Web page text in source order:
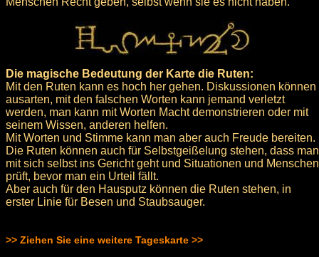
Die magische Bedeutung der Karte die Ruten:
Mit den Ruten kann es hoch her gehen. Diskussionen können
ausarten, mit den falschen Worten kann jemand verletzt
werden, man kann mit Worten Macht demonstrieren oder mit
seinem Wissen, anderen helfen.
Mit Worten und Stimme kann man aber auch Freude bereiten.
Die Ruten können auch für Selbstgeißelung stehen, dass man
mit sich selbst ins Gericht geht und Situationen und Menschen
prüft, bevor man ein Urteil fällt.
Aber auch für den Hausputz können die Ruten stehen, in
erster Linie für Besen und Staubsauger.
>> Ziehen Sie eine weitere Tageskarte >>